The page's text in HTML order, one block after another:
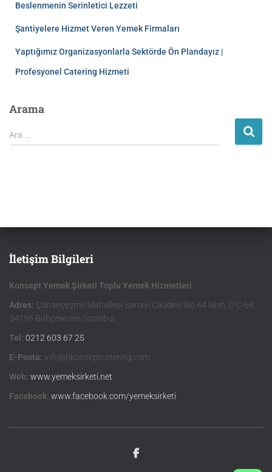
Beslenmenin Serinletici Lezzeti
Şantiyelere Hizmet Veren Yemek Firmaları
Yaptığımız Organizasyonlarla Sektörde Ön Plandayız |
Profesyonel Catering Hizmeti
Arama
Ara …
İletişim Bilgileri
Konsept Yemek Şirketi Toplu Yemek Hizmetleri
Adres: Çobançeşme Mahallesi Sanayi Caddesi No:44 Nish, D:C-68,
34196 Bahçelievler/İstanbul
Tel: 0212 603 67 25
E-Posta: info[at]konseptcatering.com
Web: www.yemeksirketi.net
Facebook: www.facebook.com/yemeksirketi